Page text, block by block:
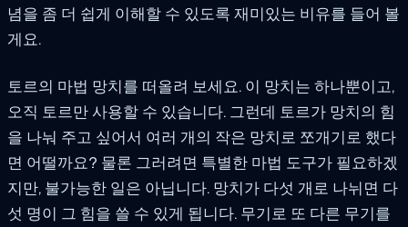
념을 좀 더 쉽게 이해할 수 있도록 재미있는 비유를 들어 볼
게요.
토르의 마법 망치를 떠올려 보세요. 이 망치는 하나뿐이고,
오직 토르만 사용할 수 있습니다. 그런데 토르가 망치의 힘
을 나눠 주고 싶어서 여러 개의 작은 망치로 쪼개기로 했다
면 어떨까요? 물론 그러려면 특별한 마법 도구가 필요하겠
지만, 불가능한 일은 아닙니다. 망치가 다섯 개로 나뉘면 다
섯 명이 그 힘을 쓸 수 있게 됩니다. 무기로 또 다른 무기를